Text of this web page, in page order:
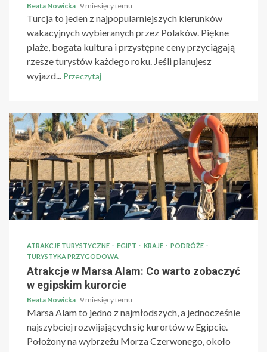
Beata Nowicka 9 miesięcy temu
Turcja to jeden z najpopularniejszych kierunków
wakacyjnych wybieranych przez Polaków. Piękne
plaże, bogata kultura i przystępne ceny przyciągają
rzesze turystów każdego roku. Jeśli planujesz
wyjazd...
Przeczytaj
ATRAKCJE TURYSTYCZNE EGIPT KRAJE
PODRÓŻE
TURYSTYKA PRZYGODOWA
Atrakcje w Marsa Alam: Co warto zobaczyć
w egipskim kurorcie
Beata Nowicka 9 miesięcy temu
Marsa Alam to jedno z najmłodszych, a jednocześnie
najszybciej rozwijających się kurortów w Egipcie.
Położony na wybrzeżu Morza Czerwonego, około